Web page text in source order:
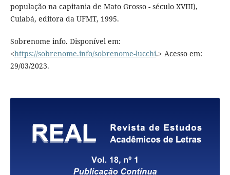
população na capitania de Mato Grosso - século XVIII),
Cuiabá, editora da UFMT, 1995.
Sobrenome info. Disponível em:
<https://sobrenome.info/sobrenome-lucchi.> Acesso em:
29/03/2023.